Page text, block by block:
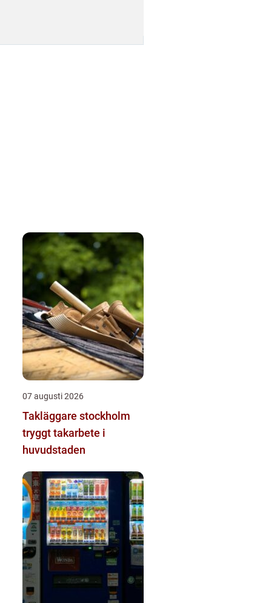
07 augusti 2026
Takläggare stockholm
tryggt takarbete i
huvudstaden